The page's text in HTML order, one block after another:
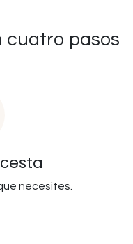
cuatro pasos
necesites.